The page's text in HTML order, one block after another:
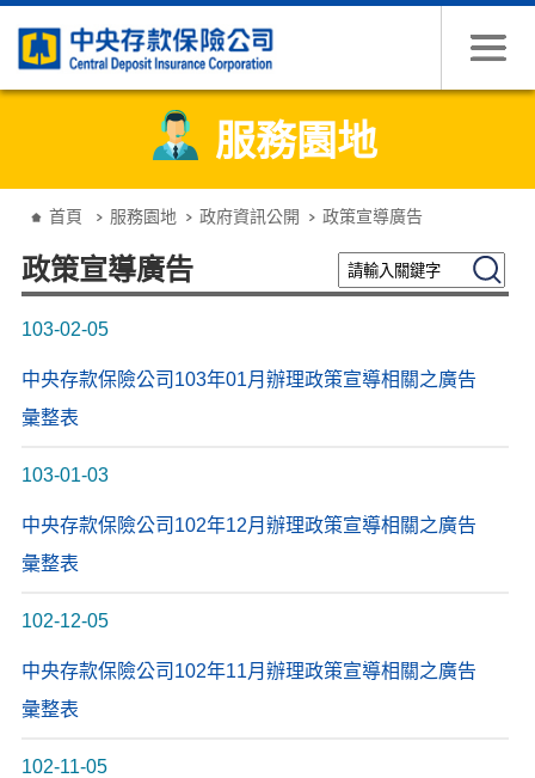
服務園地
首頁 服務園地 政府資訊公開 政策宣導廣告
政策宣導廣告 請輸入關鍵字 搜尋
103-02-05
中央存款保險公司103年01月辦理政策宣導相關之廣告
彙整表
103-01-03
中央存款保險公司102年12月辦理政策宣導相關之廣告
彙整表
102-12-05
中央存款保險公司102年11月辦理政策宣導相關之廣告
彙整表
102-11-05